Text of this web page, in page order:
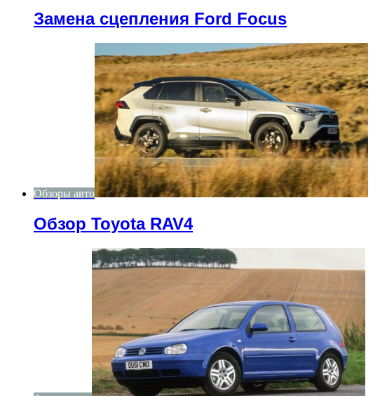
Замена сцепления Ford Focus
Обзоры авто
Обзор Toyota RAV4